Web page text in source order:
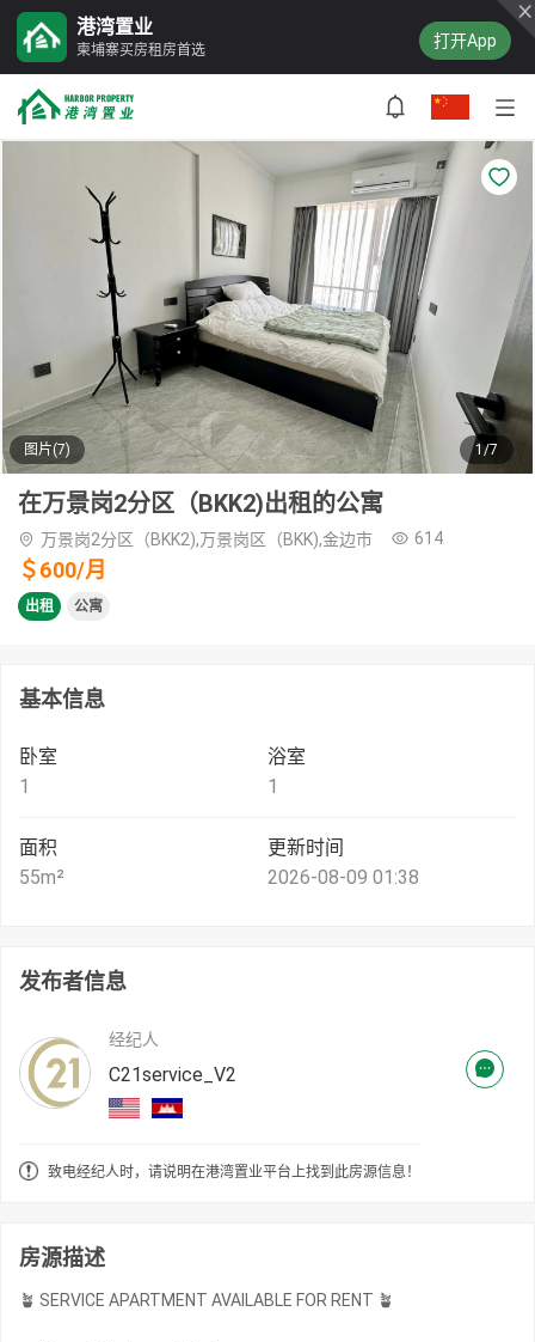
港湾置业
柬埔寨买房租房首选 打开App
图片(7) 1/7
在万景岗2分区（BKK2)出租的公寓
万景岗2分区（BKK2),万景岗区（BKK),金边市 614
＄600/月
出租 公寓
基本信息
卧室
1
浴室
1
面积
55m²
更新时间
2026-08-09 01:38
发布者信息
经纪人
C21service_V2
致电经纪人时，请说明在港湾置业平台上找到此房源信息！
房源描述
🪴 SERVICE APARTMENT AVAILABLE FOR RENT 🪴